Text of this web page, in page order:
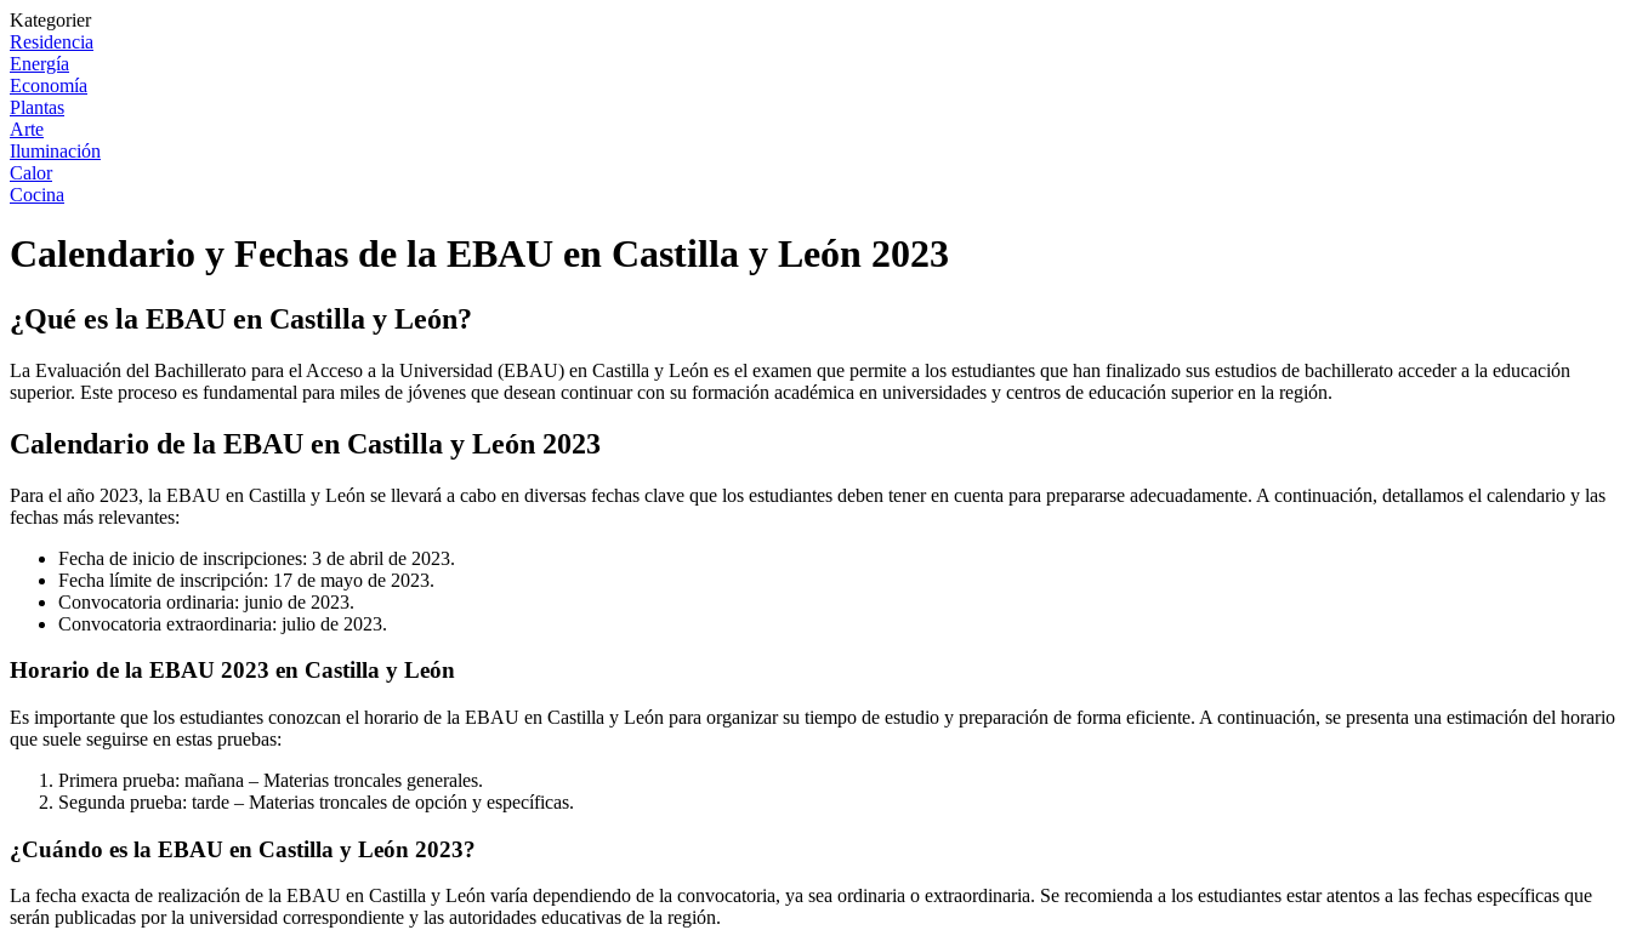
Kategorier
Residencia
Energía
Economía
Plantas
Arte
Iluminación
Calor
Cocina
Calendario y Fechas de la EBAU en Castilla y León 2023
¿Qué es la EBAU en Castilla y León?
La Evaluación del Bachillerato para el Acceso a la Universidad (EBAU) en Castilla y León es el examen que permite a los estudiantes que han finalizado sus estudios de bachillerato acceder a la educación
superior. Este proceso es fundamental para miles de jóvenes que desean continuar con su formación académica en universidades y centros de educación superior en la región.
Calendario de la EBAU en Castilla y León 2023
Para el año 2023, la EBAU en Castilla y León se llevará a cabo en diversas fechas clave que los estudiantes deben tener en cuenta para prepararse adecuadamente. A continuación, detallamos el calendario y las
fechas más relevantes:
Fecha de inicio de inscripciones: 3 de abril de 2023.
Fecha límite de inscripción: 17 de mayo de 2023.
Convocatoria ordinaria: junio de 2023.
Convocatoria extraordinaria: julio de 2023.
Horario de la EBAU 2023 en Castilla y León
Es importante que los estudiantes conozcan el horario de la EBAU en Castilla y León para organizar su tiempo de estudio y preparación de forma eficiente. A continuación, se presenta una estimación del horario
que suele seguirse en estas pruebas:
Primera prueba: mañana – Materias troncales generales.
Segunda prueba: tarde – Materias troncales de opción y específicas.
¿Cuándo es la EBAU en Castilla y León 2023?
La fecha exacta de realización de la EBAU en Castilla y León varía dependiendo de la convocatoria, ya sea ordinaria o extraordinaria. Se recomienda a los estudiantes estar atentos a las fechas específicas que
serán publicadas por la universidad correspondiente y las autoridades educativas de la región.